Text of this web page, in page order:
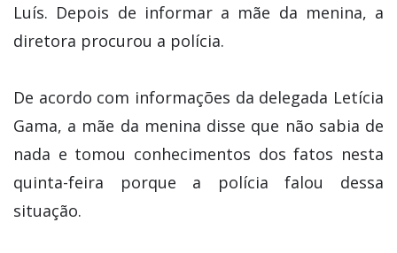
Luís. Depois de informar a mãe da menina, a
diretora procurou a polícia.
De acordo com informações da delegada Letícia
Gama, a mãe da menina disse que não sabia de
nada e tomou conhecimentos dos fatos nesta
quinta-feira porque a polícia falou dessa
situação.